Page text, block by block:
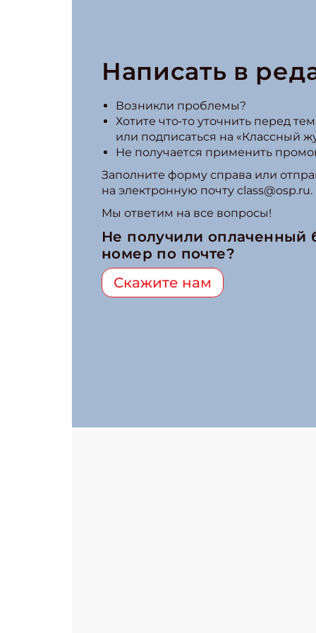
Написать в
Возникли проблемы?
Хотите что‑то уточнить перед
или подписаться на «Классный
Не получается применить
Заполните форму справа или
на электронную почту class@osp.ru.
Мы ответим на все вопросы!
Не получили оплаченный
номер по почте?
Скажите нам